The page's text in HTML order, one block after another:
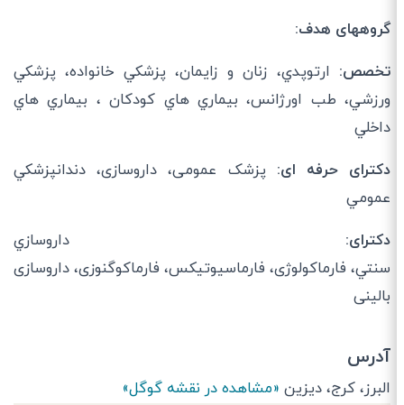
گروههای هدف:
تخصص:ارتوپدي، زنان و زايمان، پزشكي خانواده، پزشكي
ورزشي، طب اورژانس، بيماري هاي كودكان ، بيماري هاي
داخلي
دکترای حرفه ای:پزشک عمومی، داروسازی، دندانپزشكي
عمومي
دکترای:
داروسازي
سنتي، فارماکولوژی، فارماسیوتیکس، فارماکوگنوزی، داروسازی
بالینی
آدرس
البرز، كرج، دیزین«مشاهده در نقشه گوگل»